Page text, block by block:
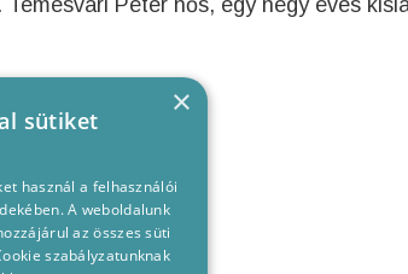
Temesvári Péter nős, egy négy éves
×
sütiket
használ a felhasználói
A weboldalunk
az összes süti
szabályzatunknak